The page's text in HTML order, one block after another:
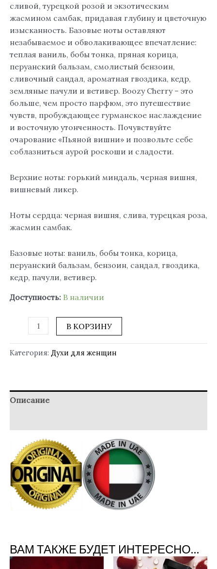
сливой, турецкой розой и экзотическим
жасмином самбак, придавая глубину и цветочную
изысканность. Базовые ноты оставляют
незабываемое и обволакивающее впечатление:
теплая ваниль, бобы тонка, пряная корица,
перуанский бальзам, смолистый бензоин,
сливочный сандал, ароматная гвоздика, кедр,
земляные пачули и ветивер. Boozy Cherry – это
больше, чем просто парфюм, это путешествие
чувств, пробуждающее гурманское наслаждение
и восточную утонченность. Почувствуйте
очарование «Пьяной вишни» и позвольте себе
соблазниться аурой роскоши и сладости.
Верхние ноты: горький миндаль, черная вишня,
вишневый ликер.
Ноты сердца: черная вишня, слива, турецкая роза,
жасмин самбак.
Базовые ноты: ваниль, бобы тонка, корица,
перуанский бальзам, бензоин, сандал, гвоздика,
кедр, пачули, ветивер.
Доступность: В наличии
В КОРЗИНУ
Категория: Духи для женщин
Описание
ВАМ ТАКЖЕ БУДЕТ ИНТЕРЕСНО…